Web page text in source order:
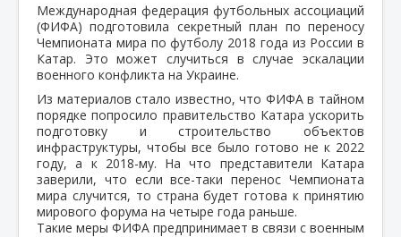
Международная федерация футбольных ассоциаций
(ФИФА) подготовила секретный план по переносу
Чемпионата мира по футболу 2018 года из России в
Катар. Это может случиться в случае эскалации
военного конфликта на Украине.
Из материалов стало известно, что ФИФА в тайном
порядке попросило правительство Катара ускорить
подготовку и строительство объектов
инфраструктуры, чтобы все было готово не к 2022
году, а к 2018-му. На что представители Катара
заверили, что если все-таки перенос Чемпионата
мира случится, то страна будет готова к принятию
мирового форума на четыре года раньше.
Такие меры ФИФА предпринимает в связи с военным